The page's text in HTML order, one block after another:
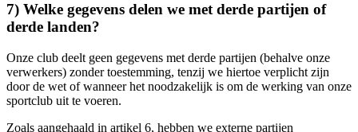
7) Welke gegevens delen we met derde partijen of
derde landen?
Onze club deelt geen gegevens met derde partijen (behalve onze
verwerkers) zonder toestemming, tenzij we hiertoe verplicht zijn
door de wet of wanneer het noodzakelijk is om de werking van onze
sportclub uit te voeren.
Zoals aangehaald in artikel 6, hebben we externe partijen